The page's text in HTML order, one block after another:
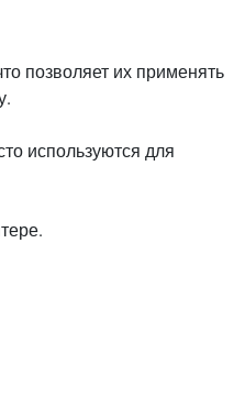
позволяет их применять
используются для